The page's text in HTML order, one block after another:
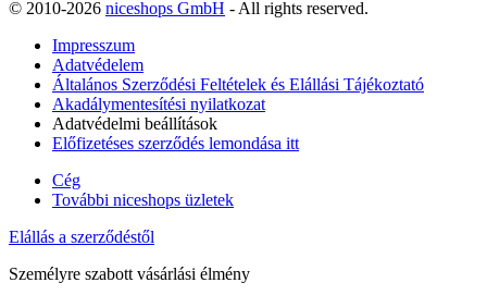
© 2010-2026 niceshops GmbH - All rights reserved.
Impresszum
Adatvédelem
Általános Szerződési Feltételek és Elállási Tájékoztató
Akadálymentesítési nyilatkozat
Adatvédelmi beállítások
Előfizetéses szerződés lemondása itt
Cég
További niceshops üzletek
Elállás a szerződéstől
Személyre szabott vásárlási élmény